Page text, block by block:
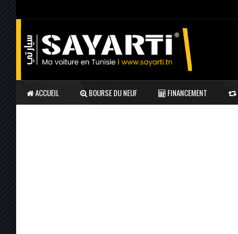
ACCUEIL BOURSE DU NEUF FINANCEMENT